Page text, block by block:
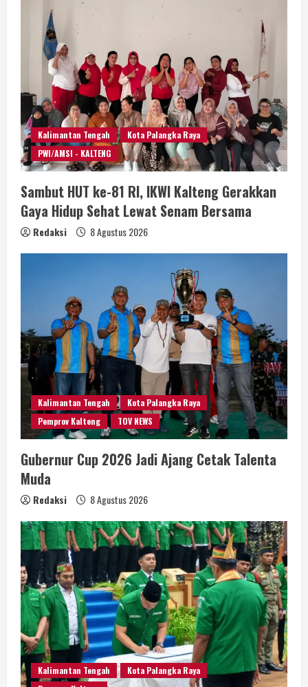
Kalimantan Tengah
Kota Palangka Raya
PWI/AMSI - KALTENG
Sambut HUT ke-81 RI, IKWI Kalteng Gerakkan
Gaya Hidup Sehat Lewat Senam Bersama
Redaksi 8 Agustus 2026
Kalimantan Tengah
Kota Palangka Raya
Pemprov Kalteng
TOV NEWS
Gubernur Cup 2026 Jadi Ajang Cetak Talenta
Muda
Redaksi 8 Agustus 2026
Kalimantan Tengah
Kota Palangka Raya